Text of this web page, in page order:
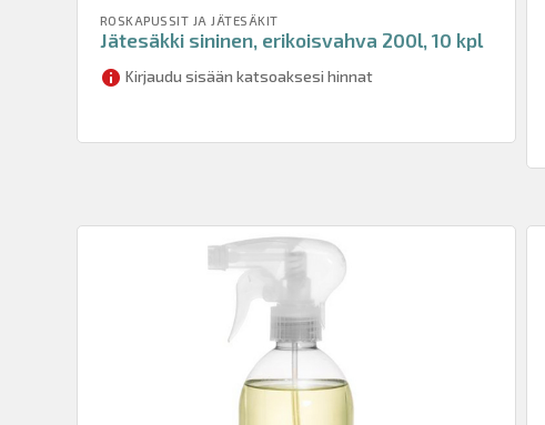
ROSKAPUSSIT JA JÄTESÄKIT
Jätesäkki sininen, erikoisvahva 200l, 10 kpl
Kirjaudu sisään katsoaksesi hinnat